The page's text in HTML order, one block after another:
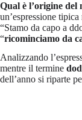
Qual è l’origine del
un’espressione
“Stamo da capo a
“ricominciamo da
Analizzando
mentre il termine
dell’anno si riparte